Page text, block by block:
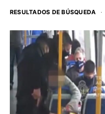
CABA
BUENOS AIRES
PROVINCIAS
RESULTADOS DE BÚSQUEDA ·